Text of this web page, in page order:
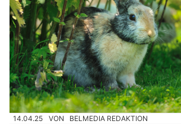
14.04.25 VON BELMEDIA REDAKTION